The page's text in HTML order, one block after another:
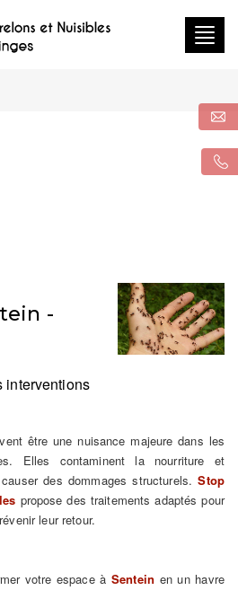
-
interventions
être une nuisance majeure dans les
Elles contaminent la nourriture et
des dommages structurels.Stop
propose des traitements adaptés pour
leur retour.
votre espace àSentein en un havre